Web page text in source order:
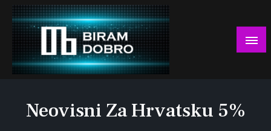
Skip
content
Neovisni Za Hrvatsku 5%